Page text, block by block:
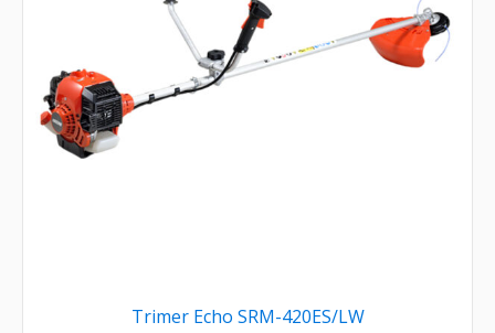
Trimer Echo SRM-420ES/LW